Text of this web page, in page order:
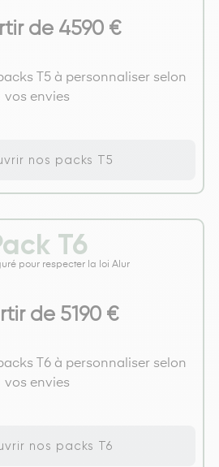
de 4590 €
T5 à personnaliser selon
vos envies
nos packs T5
T6
pour respecter la loi Alur
de 5190 €
T6 à personnaliser selon
vos envies
nos packs T6